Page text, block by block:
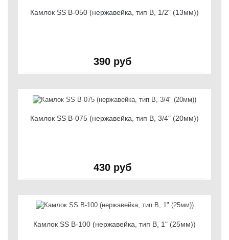
Камлок SS B-050 (нержавейка, тип B, 1/2" (13мм))
390 руб
Камлок SS B-075 (нержавейка, тип B, 3/4" (20мм))
430 руб
Камлок SS B-100 (нержавейка, тип B, 1" (25мм))